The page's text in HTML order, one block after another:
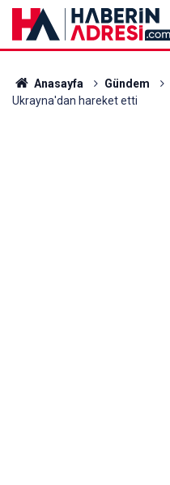
Anasayfa Gündem
Ukrayna'dan hareket etti